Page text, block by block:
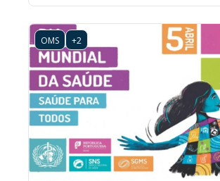
OMS +2